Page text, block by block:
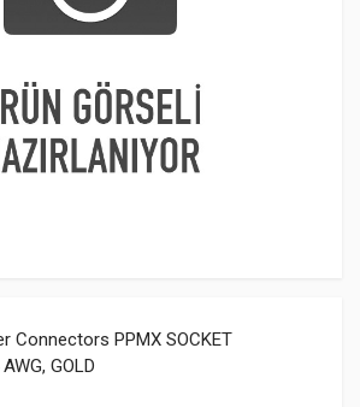
Connectors PPMX SOCKET
GOLD